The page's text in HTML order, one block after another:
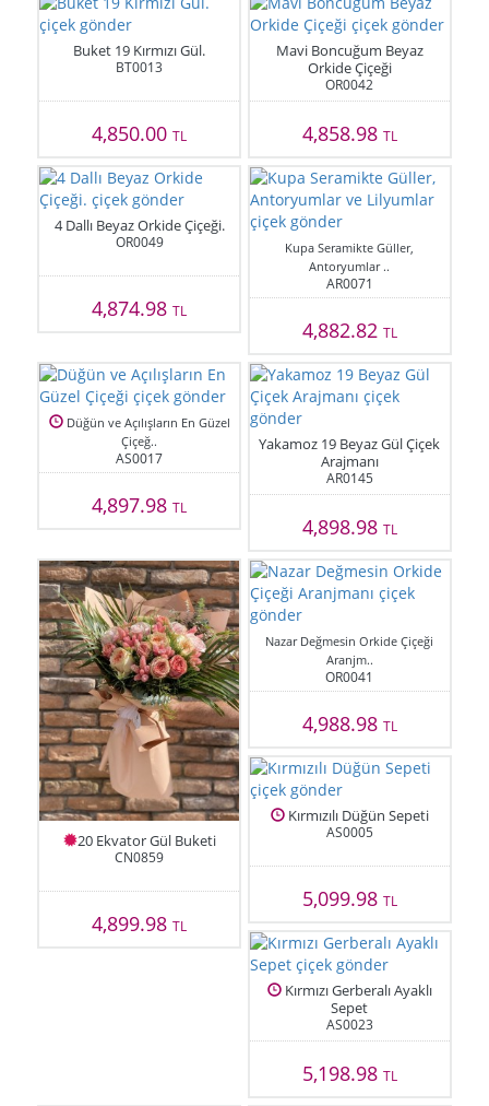
Buket 19 Kırmızı Gül.
BT0013
4,850.00TL
Mavi Boncuğum Beyaz
Orkide Çiçeği
OR0042
4,858.98 TL
4 Dallı Beyaz Orkide Çiçeği.
OR0049
4,874.98TL
Kupa Seramikte Güller,
Antoryumlar ..
AR0071
4,882.82 TL
Düğün ve Açılışların En Güzel
Çiçeğ..
AS0017
4,897.98TL
Yakamoz 19 Beyaz Gül Çiçek
Arajmanı
AR0145
4,898.98 TL
20 Ekvator Gül Buketi
CN0859
4,899.98TL
Nazar Değmesin Orkide Çiçeği
Aranjm..
OR0041
4,988.98 TL
Kırmızılı Düğün Sepeti
AS0005
5,099.98 TL
Kırmızı Gerberalı Ayaklı
Sepet
AS0023
5,198.98 TL